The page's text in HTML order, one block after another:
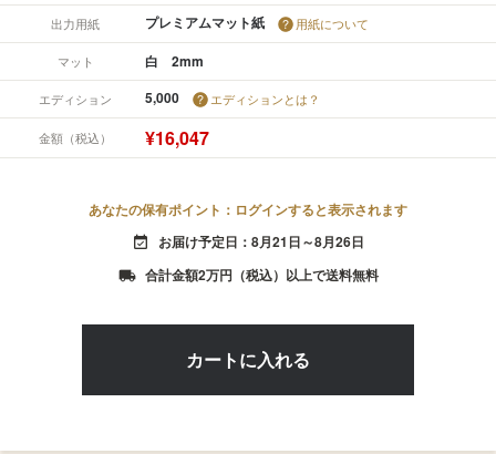
出力用紙 プレミアムマット紙 用紙について
マット 白 2mm
エディション 5,000 エディションとは？
金額（税込） ¥16,047
あなたの保有ポイント：ログインすると表示されます
event_available お届け予定日：8月21日～8月26日
local_shipping 合計金額2万円（税込）以上で送料無料